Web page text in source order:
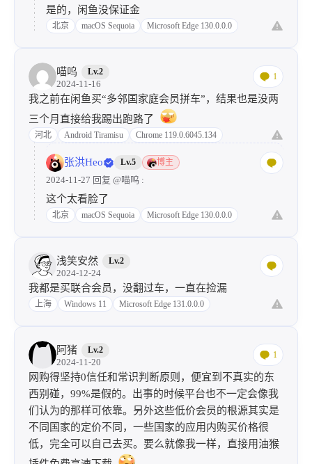
是的，闲鱼没保证金
北京 macOS Sequoia Microsoft Edge 130.0.0.0
喵呜 Lv.2
2024-11-16
1
我之前在闲鱼买“多邻国家庭会员拼车”，结果也是没两
三个月直接给我踢出跑路了
河北 Android Tiramisu Chrome 119.0.6045.134
张洪Heo Lv.5 博主
2024-11-27 回复 @喵呜 :
这个太看脸了
北京 macOS Sequoia Microsoft Edge 130.0.0.0
浅笑安然 Lv.2
2024-12-24
我都是买联合会员，没翻过车，一直在捡漏
上海 Windows 11 Microsoft Edge 131.0.0.0
阿猪 Lv.2
2024-11-20
1
网购得坚持0信任和常识判断原则，便宜到不真实的东
西别碰，99%是假的。出事的时候平台也不一定会像我
们认为的那样可依靠。另外这些低价会员的根源其实是
不同国家的定价不同，一些国家的应用内购买价格很
低，完全可以自己去买。要么就像我一样，直接用油猴